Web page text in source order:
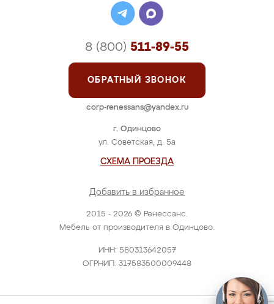
2015 - 2026 © Ренессанс.
Мебель от производителя в Одинцово.
ИНН: 580313642057
ОГРНИП: 317583500009448
г. Одинцово
ул. Советская, д. 5а
СХЕМА ПРОЕЗДА
Добавить в избранное
8 (800) 511-89-55
ОБРАТНЫЙ ЗВОНОК
corp-renessans@yandex.ru